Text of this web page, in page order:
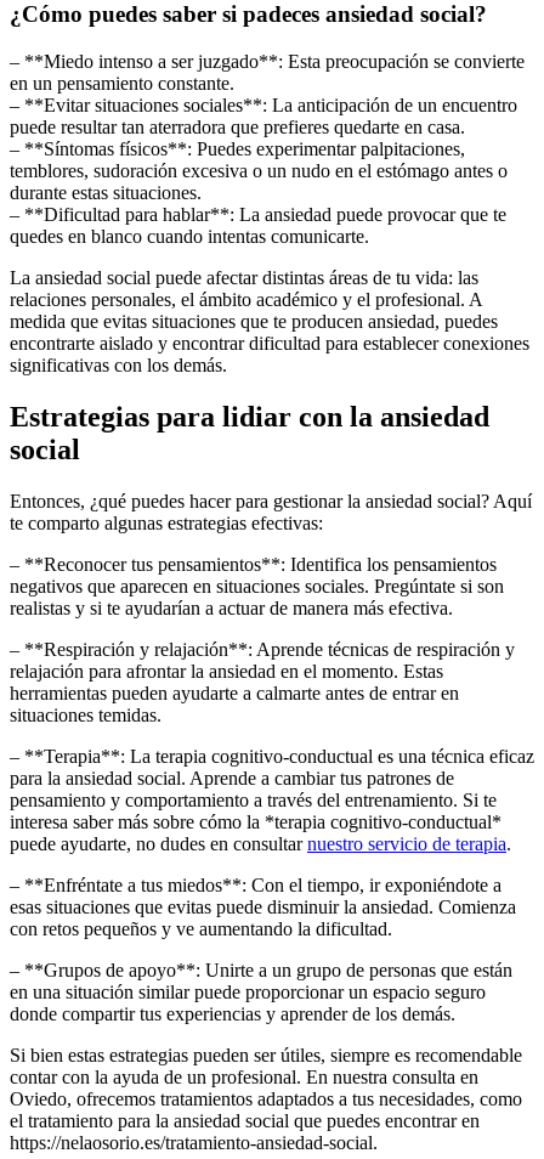
¿Cómo puedes saber si padeces ansiedad social?
– **Miedo intenso a ser juzgado**: Esta preocupación se convierte
en un pensamiento constante.
– **Evitar situaciones sociales**: La anticipación de un encuentro
puede resultar tan aterradora que prefieres quedarte en casa.
– **Síntomas físicos**: Puedes experimentar palpitaciones,
temblores, sudoración excesiva o un nudo en el estómago antes o
durante estas situaciones.
– **Dificultad para hablar**: La ansiedad puede provocar que te
quedes en blanco cuando intentas comunicarte.
La ansiedad social puede afectar distintas áreas de tu vida: las
relaciones personales, el ámbito académico y el profesional. A
medida que evitas situaciones que te producen ansiedad, puedes
encontrarte aislado y encontrar dificultad para establecer conexiones
significativas con los demás.
Estrategias para lidiar con la ansiedad
social
Entonces, ¿qué puedes hacer para gestionar la ansiedad social? Aquí
te comparto algunas estrategias efectivas:
– **Reconocer tus pensamientos**: Identifica los pensamientos
negativos que aparecen en situaciones sociales. Pregúntate si son
realistas y si te ayudarían a actuar de manera más efectiva.
– **Respiración y relajación**: Aprende técnicas de respiración y
relajación para afrontar la ansiedad en el momento. Estas
herramientas pueden ayudarte a calmarte antes de entrar en
situaciones temidas.
– **Terapia**: La terapia cognitivo-conductual es una técnica eficaz
para la ansiedad social. Aprende a cambiar tus patrones de
pensamiento y comportamiento a través del entrenamiento. Si te
interesa saber más sobre cómo la *terapia cognitivo-conductual*
puede ayudarte, no dudes en consultarnuestro servicio de terapia.
– **Enfréntate a tus miedos**: Con el tiempo, ir exponiéndote a
esas situaciones que evitas puede disminuir la ansiedad. Comienza
con retos pequeños y ve aumentando la dificultad.
– **Grupos de apoyo**: Unirte a un grupo de personas que están
en una situación similar puede proporcionar un espacio seguro
donde compartir tus experiencias y aprender de los demás.
Si bien estas estrategias pueden ser útiles, siempre es recomendable
contar con la ayuda de un profesional. En nuestra consulta en
Oviedo, ofrecemos tratamientos adaptados a tus necesidades, como
el tratamiento para la ansiedad social que puedes encontrar en
https://nelaosorio.es/tratamiento-ansiedad-social.